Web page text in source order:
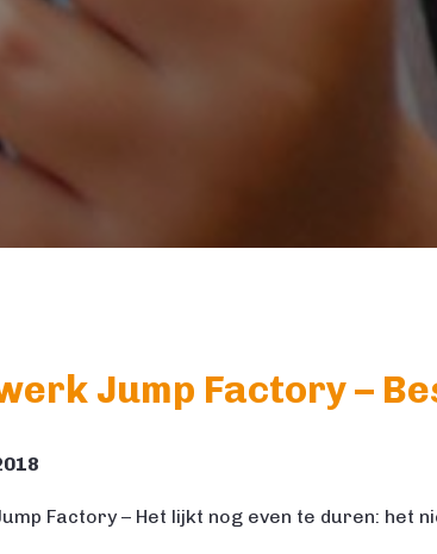
Jump Factory –
Factory – Het lijkt nog even te duren: het